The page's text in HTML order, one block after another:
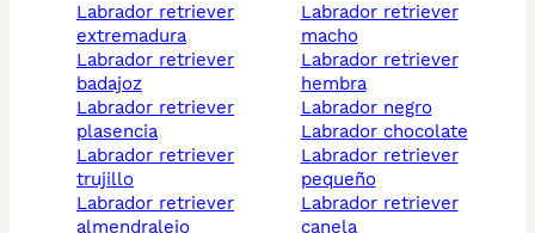
labrador retriever
extremadura
labrador retriever
badajoz
labrador retriever
plasencia
labrador retriever
trujillo
labrador retriever
almendralejo
labrador retriever
macho
labrador retriever
hembra
labrador negro
labrador chocolate
labrador retriever
pequeño
labrador retriever
canela